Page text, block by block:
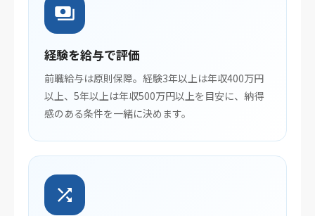
payments
経験を給与で評価
前職給与は原則保障。経験3年以上は年収400万円
以上、5年以上は年収500万円以上を目安に、納得
感のある条件を一緒に決めます。
shuffle